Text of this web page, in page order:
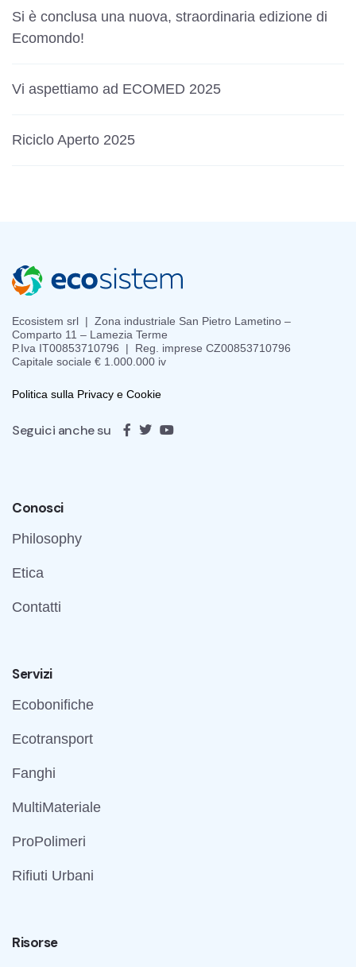
d
e
g
i
i
c
o
l
i
Si è conclusa una nuova, straordinaria edizione di
Ecomondo!
Vi aspettiamo ad ECOMED 2025
Riciclo Aperto 2025
Ecosistem srl | Zona industriale San Pietro Lametino –
Comparto 11 – Lamezia Terme
P.Iva IT00853710796 | Reg. imprese CZ00853710796
Capitale sociale € 1.000.000 iv
Politica sulla Privacy e Cookie
Seguici anche su
Conosci
Philosophy
Etica
Contatti
Servizi
Ecobonifiche
Ecotransport
Fanghi
MultiMateriale
ProPolimeri
Rifiuti Urbani
Risorse